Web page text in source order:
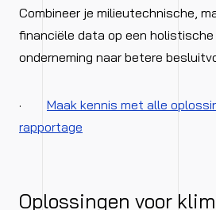
Combineer je milieutechnische,
financiële data op een holistische
onderneming naar betere
· Maak kennis met alle
rapportage
Oplossingen voor